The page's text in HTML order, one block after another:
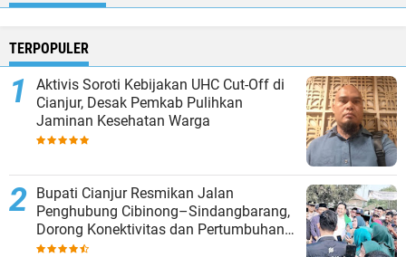
TERPOPULER
Aktivis Soroti Kebijakan UHC Cut-Off di
Cianjur, Desak Pemkab Pulihkan
Jaminan Kesehatan Warga
Bupati Cianjur Resmikan Jalan
Penghubung Cibinong–Sindangbarang,
Dorong Konektivitas dan Pertumbuhan
Ekonomi Cianjur Selatan